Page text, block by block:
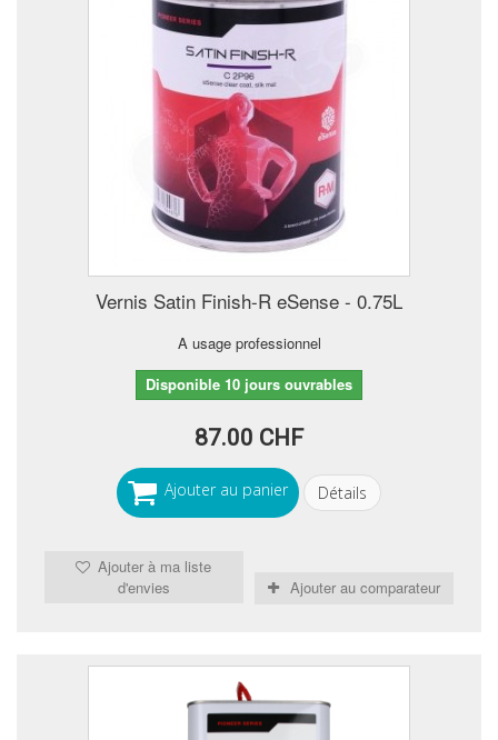
Vernis Satin Finish-R eSense - 0.75L
A usage professionnel
Disponible 10 jours ouvrables
87.00 CHF
Ajouter au panier Détails
Ajouter à ma liste
d'envies
Ajouter au comparateur